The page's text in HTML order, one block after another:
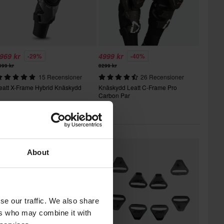
About
our traffic. We also share
who may combine it with
kr -29%
kr
15 Recensioner
X-Frame Hybrid Knäskydd
4999 kr -40%
8299 kr
26 Recensioner
Knäskydd Leatt C-Frame Pro
Carbon Par
Du kanske också gillar